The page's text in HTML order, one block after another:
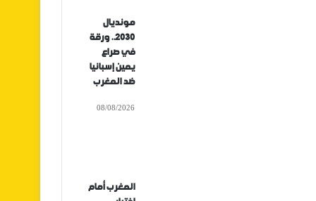
مونديال
2030.. ورقة
في صراع
يمين إسبانيا
ضد المغرب
08/08/2026
المغرب أمام